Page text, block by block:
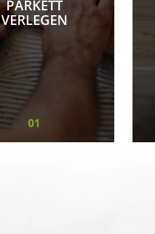
PARKETT
VERLEGEN